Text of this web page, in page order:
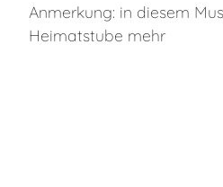
Anmerkung: in diesem
Heimatstube mehr